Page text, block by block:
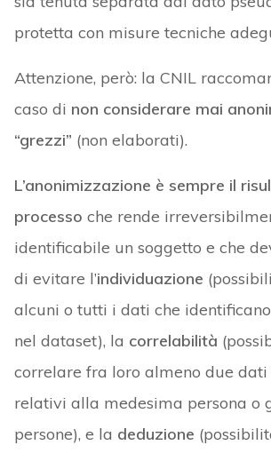
protetta con misure tecniche
Attenzione, però: la CNIL
caso di non considerare mai
“grezzi” (non elaborati).
L’anonimizzazione è sempre il
processo che rende
identificabile un soggetto e che
di evitare l’individuazione
alcuni o tutti i dati che
nel dataset), la correlabilità
correlare fra loro almeno due
relativi alla medesima persona o
persone), e la deduzione